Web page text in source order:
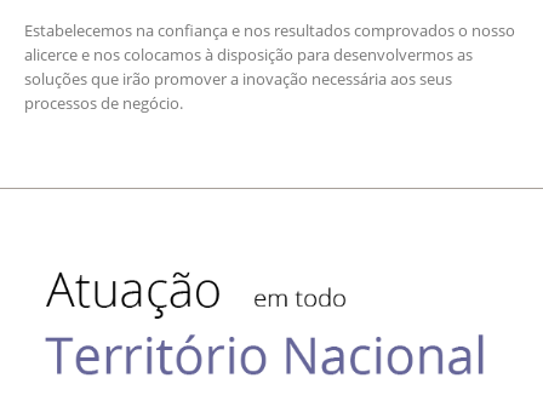
Estabelecemos na confiança e nos resultados comprovados o nosso
alicerce e nos colocamos à disposição para desenvolvermos as
soluções que irão promover a inovação necessária aos seus
processos de negócio.